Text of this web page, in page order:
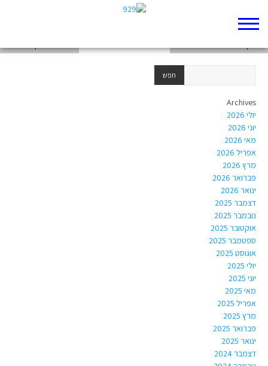
Archives
יולי 2026
יוני 2026
מאי 2026
אפריל 2026
מרץ 2026
פברואר 2026
ינואר 2026
דצמבר 2025
נובמבר 2025
אוקטובר 2025
ספטמבר 2025
אוגוסט 2025
יולי 2025
יוני 2025
מאי 2025
אפריל 2025
מרץ 2025
פברואר 2025
ינואר 2025
דצמבר 2024